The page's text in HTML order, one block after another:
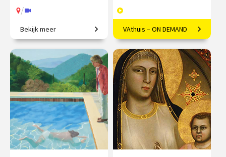
/
Van penseelstreek tot pixel
€ 345.00
vanaf 25
jan.
/ Op locatie of online
Bekijk meer
Kunst in de eenentwintigste
eeuw
€ 169.00
40
afleveringen
Speeltijd 12 uur
VAthuis
VAthuis – ON DEMAND